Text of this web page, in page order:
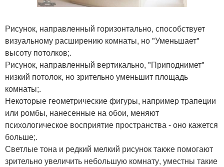
Рисунок, направленный горизонтально, способствует
визуальному расширению комнаты, но "Уменьшает"
высоту потолков;.
Рисунок, направленный вертикально, "Приподнимет"
низкий потолок, но зрительно уменьшит площадь
комнаты;.
Некоторые геометрические фигуры, например трапеции
или ромбы, нанесенные на обои, меняют
психологическое восприятие пространства - оно кажется
больше;.
Светлые тона и редкий мелкий рисунок также помогают
зрительно увеличить небольшую комнату, уместны такие